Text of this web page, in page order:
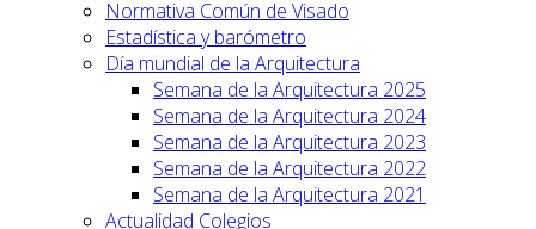
Normativa Común de Visado
Estadística y barómetro
Día mundial de la Arquitectura
Semana de la Arquitectura 2025
Semana de la Arquitectura 2024
Semana de la Arquitectura 2023
Semana de la Arquitectura 2022
Semana de la Arquitectura 2021
Actualidad Colegios